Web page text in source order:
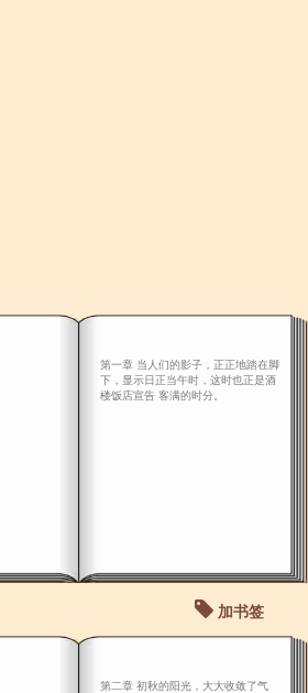
第一章 当人们的影子，正正地踏在脚
下，显示日正当午时，这时也正是酒
楼饭店宣告 客满的时分。
加书签
第二章 初秋的阳光，大大收敛了气